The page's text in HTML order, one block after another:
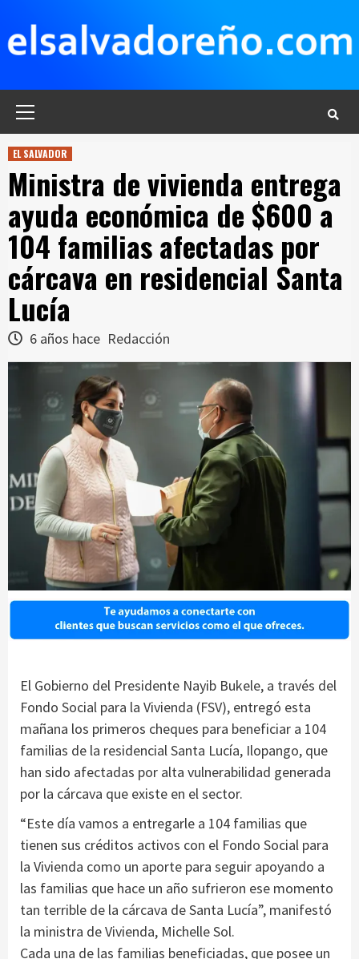
contenido
EL SALVADOR
Ministra de vivienda entrega
ayuda económica de $600 a
104 familias afectadas por
cárcava en residencial Santa
Lucía
6 años hace Redacción
El Gobierno del Presidente Nayib Bukele, a través del
Fondo Social para la Vivienda (FSV), entregó esta
mañana los primeros cheques para beneficiar a 104
familias de la residencial Santa Lucía, Ilopango, que
han sido afectadas por alta vulnerabilidad generada
por la cárcava que existe en el sector.
“Este día vamos a entregarle a 104 familias que
tienen sus créditos activos con el Fondo Social para
la Vivienda como un aporte para seguir apoyando a
las familias que hace un año sufrieron ese momento
tan terrible de la cárcava de Santa Lucía”, manifestó
la ministra de Vivienda, Michelle Sol.
Cada una de las familias beneficiadas, que posee un